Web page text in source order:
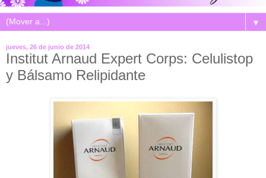
▼
jueves, 26 de junio de 2014
Institut Arnaud Expert Corps: Celulistop
y Bálsamo Relipidante